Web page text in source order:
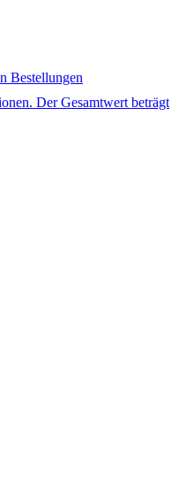
Bestellungen
Der Gesamtwert beträgt